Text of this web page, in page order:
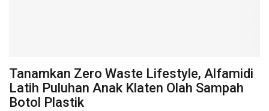
Tanamkan Zero Waste Lifestyle, Alfamidi
Latih Puluhan Anak Klaten Olah Sampah
Botol Plastik